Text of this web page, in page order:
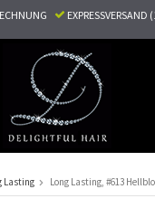
EXPRESSVERSAND
Lasting Long Lasting, #613